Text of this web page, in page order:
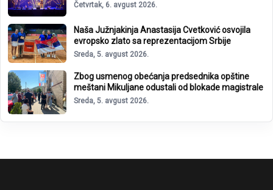
Četvrtak, 6. avgust 2026.
Naša Južnjakinja Anastasija Cvetković osvojila
evropsko zlato sa reprezentacijom Srbije
Sreda, 5. avgust 2026.
Zbog usmenog obećanja predsednika opštine
meštani Mikuljane odustali od blokade magistrale
Sreda, 5. avgust 2026.